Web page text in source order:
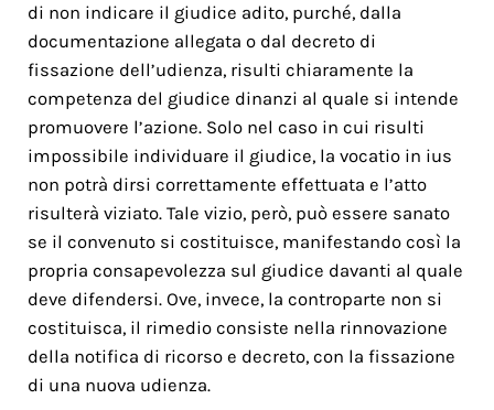
di non indicare il giudice adito, purché, dalla
documentazione allegata o dal decreto di
fissazione dell’udienza, risulti chiaramente la
competenza del giudice dinanzi al quale si intende
promuovere l’azione. Solo nel caso in cui risulti
impossibile individuare il giudice, la vocatio in ius
non potrà dirsi correttamente effettuata e l’atto
risulterà viziato. Tale vizio, però, può essere sanato
se il convenuto si costituisce, manifestando così la
propria consapevolezza sul giudice davanti al quale
deve difendersi. Ove, invece, la controparte non si
costituisca, il rimedio consiste nella rinnovazione
della notifica di ricorso e decreto, con la fissazione
di una nuova udienza.